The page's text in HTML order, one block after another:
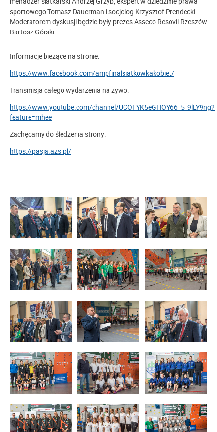
sportowego Tomasz Dauerman i socjolog Krzysztof Prendecki.
Moderatorem dyskusji będzie były prezes Asseco Resovii Rzeszów
Bartosz Górski.
Informacje bieżące na stronie:
https://www.facebook.com/ampfinalsiatkowkakobiet/
Transmisja całego wydarzenia na żywo:
https://www.youtube.com/channel/UCOFYK5eGHOY66_5_9lLY9ng?
feature=mhee
Zachęcamy do śledzenia strony:
https://pasja.azs.pl/